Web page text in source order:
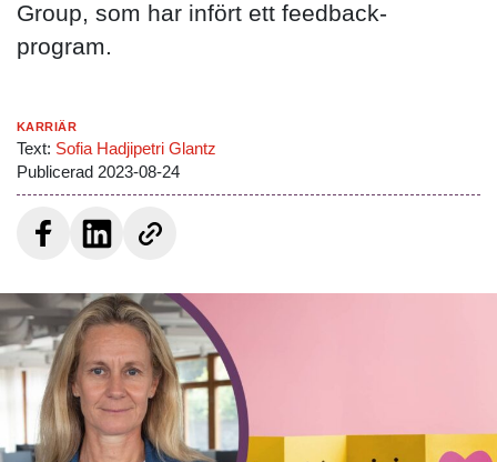
Group, som har infört ett feedback-
program.
Karriär
Text: Sofia Hadjipetri Glantz
Publicerad 2023-08-24